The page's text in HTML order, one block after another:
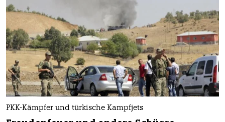
PKK-Kämpfer und türkische Kampfjets